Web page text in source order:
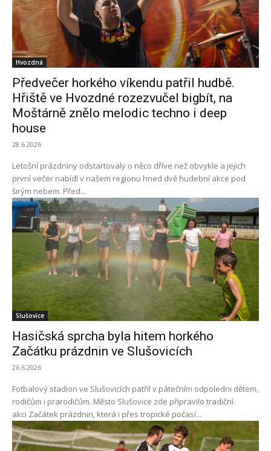
Hvozdná
Předvečer horkého víkendu patřil hudbě.
Hřiště ve Hvozdné rozezvučel bigbít, na
Moštárně znělo melodic techno i deep
house
28.6.2026
Letošní prázdniny odstartovaly o něco dříve než obvykle a jejich
první večer nabídl v našem regionu hned dvě hudební akce pod
širým nebem. Před...
Slušovice
Hasičská sprcha byla hitem horkého
Začátku prázdnin ve Slušovicích
26.6.2026
Fotbalový stadion ve Slušovicích patřil v pátečním odpoledni dětem,
rodičům i prarodičům. Město Slušovice zde připravilo tradiční
akci Začátek prázdnin, která i přes tropické počasí...